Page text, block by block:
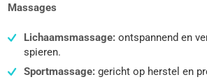
Massages
Lichaamsmassage: ontspannend en
spieren.
Sportmassage: gericht op herstel en